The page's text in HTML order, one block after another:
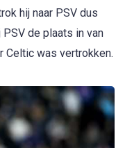
hij naar PSV dus
de plaats in van
Celtic was vertrokken.